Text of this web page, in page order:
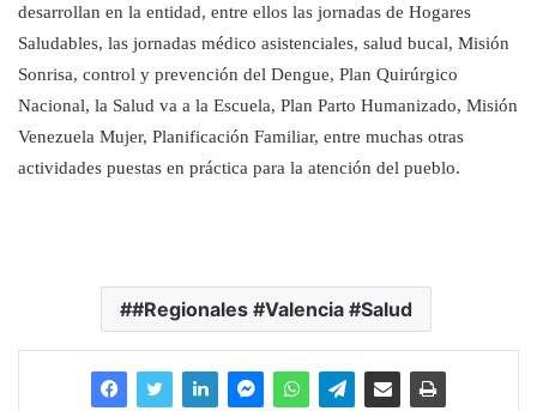
desarrollan en la entidad, entre ellos las jornadas de Hogares
Saludables, las jornadas médico asistenciales, salud bucal, Misión
Sonrisa, control y prevención del Dengue, Plan Quirúrgico
Nacional, la Salud va a la Escuela, Plan Parto Humanizado, Misión
Venezuela Mujer, Planificación Familiar, entre muchas otras
actividades puestas en práctica para la atención del pueblo.
#Regionales #Valencia #Salud